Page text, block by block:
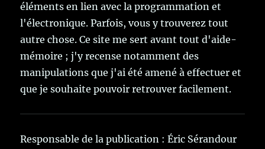
éléments en lien avec la programmation et
l'électronique. Parfois, vous y trouverez tout
autre chose. Ce site me sert avant tout d'aide-
mémoire ; j'y recense notamment des
manipulations que j'ai été amené à effectuer et
que je souhaite pouvoir retrouver facilement.
Responsable de la publication : Éric Sérandour